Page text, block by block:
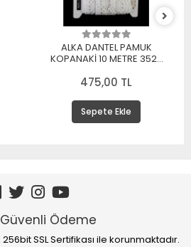
ALKA DANTEL PAMUK
KOPANAKİ 10 METRE 3520
475,00 TL
Sepete Ekle
Güvenli Ödeme
SSL Sertifikası ile korunmaktadır.